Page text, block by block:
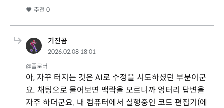
추천 0
기진곰
2026.02.08 18:01
@플로버
아, 자꾸 터지는 것은 AI로 수정을 시도하셨던 부분이군
요. 채팅으로 물어보면 맥락을 모르니까 엉터리 답변을
자주 하더군요. 내 컴퓨터에서 실행중인 코드 편집기(에